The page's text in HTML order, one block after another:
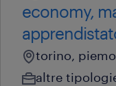
economy,
torino,
altre